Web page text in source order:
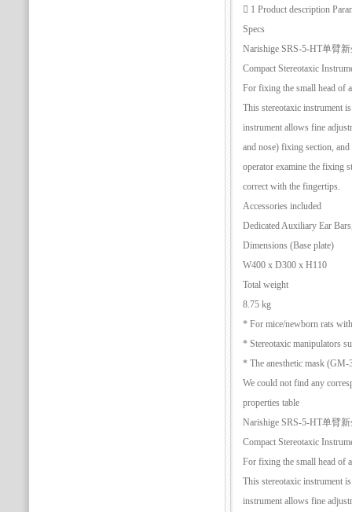
 1 Product description
Specs
Narishige SRS-5-HT单臂
Compact Stereotaxic
For fixing the small head of
This stereotaxic instrument
instrument allows fine
and nose) fixing section,
operator examine the fixing
correct with the fingertips.
Accessories included
Dedicated Auxiliary Ear
Dimensions (Base plate)
W400 x D300 x H110
Total weight
8.75 kg
* For mice/newborn rats
* Stereotaxic manipulators
* The anesthetic mask (GM-
We could not find any
properties table
Narishige SRS-5-HT单臂
Compact Stereotaxic
For fixing the small head of
This stereotaxic instrument
instrument allows fine